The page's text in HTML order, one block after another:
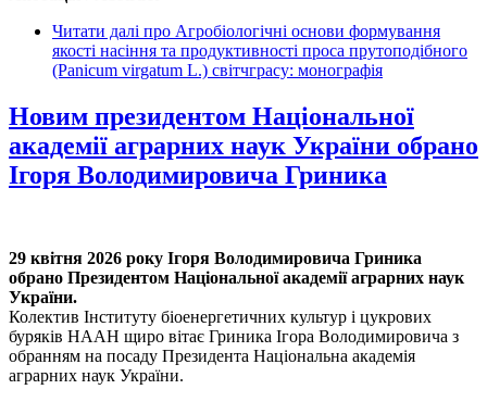
Читати далі про Агробіологічні основи формування
якості насіння та продуктивності проса прутоподібного
(Panicum virgatum L.) світчграсу: монографія
Новим президентом Національної
академії аграрних наук України обрано
Ігоря Володимировича Гриника
29 квітня 2026 року Ігоря Володимировича Гриника
обрано Президентом Національної академії аграрних наук
України.
Колектив Інституту біоенергетичних культур і цукрових
буряків НААН щиро вітає Гриника Ігора Володимировича з
обранням на посаду Президента Національна академія
аграрних наук України.